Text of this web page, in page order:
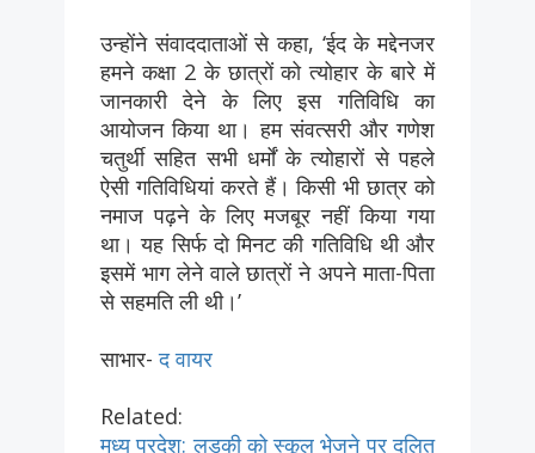
उन्होंने संवाददाताओं से कहा, ‘ईद के मद्देनजर
हमने कक्षा 2 के छात्रों को त्योहार के बारे में
जानकारी देने के लिए इस गतिविधि का
आयोजन किया था। हम संवत्सरी और गणेश
चतुर्थी सहित सभी धर्मों के त्योहारों से पहले
ऐसी गतिविधियां करते हैं। किसी भी छात्र को
नमाज पढ़ने के लिए मजबूर नहीं किया गया
था। यह सिर्फ दो मिनट की गतिविधि थी और
इसमें भाग लेने वाले छात्रों ने अपने माता-पिता
से सहमति ली थी।’
साभार-द वायर
Related:
मध्य प्रदेश: लड़की को स्कूल भेजने पर दलित